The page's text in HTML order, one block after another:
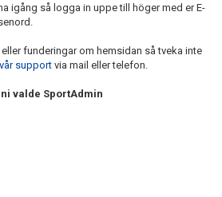
igång så logga in uppe till höger med er E-
funderingar om hemsidan så tveka inte
vår support via mail eller telefon.
valde SportAdmin